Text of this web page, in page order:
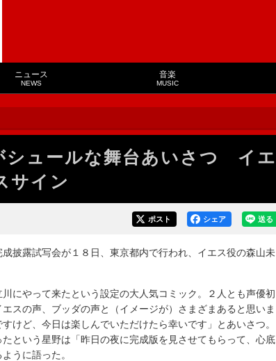
ニュース
NEWS
音楽
MUSIC
シュールな舞台あいさつ イエ
サイン
送る
シェア
ポスト
披露試写会が１８日、東京都内で行われ、イエス役の森山未
にやって来たという設定の大人気コミック。２人とも声優初
スの声、ブッダの声と（イメージが）さまざまあると思いま
けど、今日は楽しんでいただけたら幸いです」とあいさつ。
という星野は「昨日の夜に完成版を見させてもらって、心底
うに語った。